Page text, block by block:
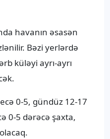
havanın əsasən
Bəzi yerlərdə
küləyi ayrı-ayrı
0-5, gündüz 12-17
0-5 dərəcə şaxta,